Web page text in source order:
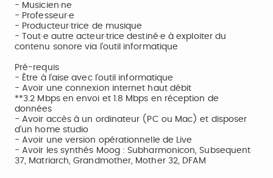
- Musicien·ne
- Professeur·e
- Producteur·trice de musique
- Tout·e autre acteur·trice destiné·e à exploiter du
contenu sonore via l’outil informatique
Pré-requis
- Être à l’aise avec l’outil informatique
- Avoir une connexion internet haut débit
**3.2 Mbps en envoi et 1.8 Mbps en réception de
données
- Avoir accès à un ordinateur (PC ou Mac) et disposer
d’un home studio
- Avoir une version opérationnelle de Live
- Avoir les synthés Moog : Subharmonicon, Subsequent
37, Matriarch, Grandmother, Mother 32, DFAM